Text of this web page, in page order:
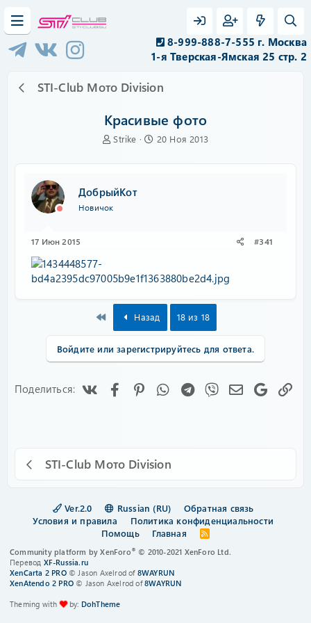
8-999-888-7-555 г. Москва
1-я Тверская-Ямская 25 стр. 2
STI-Club Мото Division
Красивые фото
А
р
е
Strike
Д
20 Ноя 2013
ДобрыйКот
Новичок
17 Июн 2015 #341
First Назад 18 из 18
Войдите или зарегистрируйтесь для ответа.
Поделиться: FacebookPinterestWhatsAppTelegram
Viber Google
STI-Club Мото Division
Ver.2.0 Russian (RU)
Обратная связь
Условия и правила
Политика конфиденциальности
Помощь
Главная
R
S
Community platform by XenForo® © 2010-2021 XenForo Ltd.
Перевод XF-Russia.ru
XenCarta 2 PRO© Jason Axelrod of 8WAYRUN
XenAtendo 2 PRO © Jason Axelrod of8WAYRUN
Theming with
by: DohTheme